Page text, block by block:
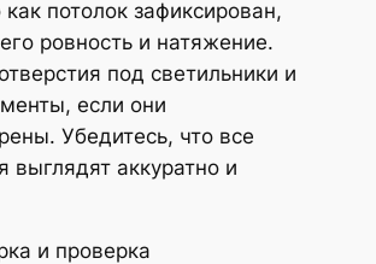
как потолок зафиксирован,
ровность и натяжение.
под светильники и
если они
Убедитесь, что все
выглядят аккуратно и
и проверка